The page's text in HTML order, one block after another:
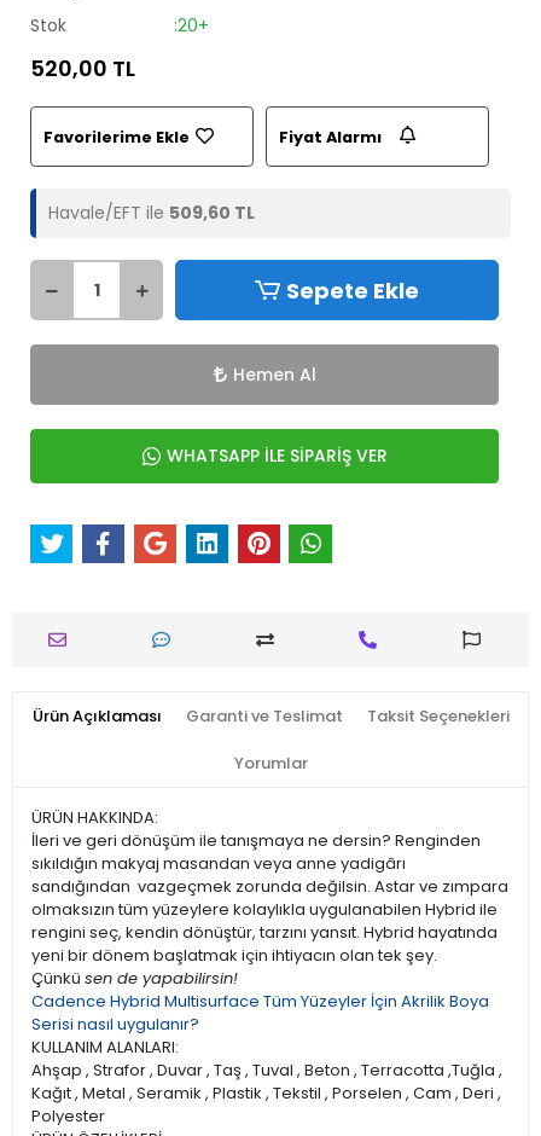
Stok
:20+
520,00 TL
Favorilerime Ekle Fiyat Alarmı
Havale/EFT ile 509,60 TL
Sepete Ekle
Hemen Al
WHATSAPP İLE SİPARİŞ VER
Ürün Açıklaması Garanti ve Teslimat Taksit Seçenekleri
Yorumlar
ÜRÜN HAKKINDA:
İleri ve geri dönüşüm ile tanışmaya ne dersin? Renginden
sıkıldığın makyaj masandan veya anne yadigârı
sandığından vazgeçmek zorunda değilsin. Astar ve zımpara
olmaksızın tüm yüzeylere kolaylıkla uygulanabilen Hybrid ile
rengini seç, kendin dönüştür, tarzını yansıt. Hybrid hayatında
yeni bir dönem başlatmak için ihtiyacın olan tek şey.
Çünkü sen de yapabilirsin!
Cadence Hybrid Multisurface Tüm Yüzeyler İçin Akrilik Boya
Serisi nasıl uygulanır?
KULLANIM ALANLARI:
Ahşap , Strafor , Duvar , Taş , Tuval , Beton , Terracotta ,Tuğla ,
Kağıt , Metal , Seramik , Plastik , Tekstil , Porselen , Cam , Deri ,
Polyester